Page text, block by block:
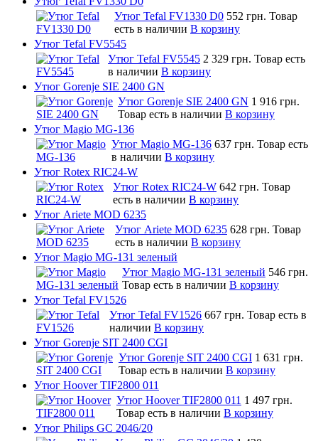
Утюг Tefal FV1330 D0 552 грн. Товар
есть в наличии В корзину
Утюг Tefal FV5545
Утюг Tefal FV5545 2 329 грн. Товар есть
в наличии В корзину
Утюг Gorenje SIE 2400 GN
Утюг Gorenje SIE 2400 GN 1 916 грн.
Товар есть в наличии В корзину
Утюг Magio MG-136
Утюг Magio MG-136 637 грн. Товар есть
в наличии В корзину
Утюг Rotex RIC24-W
Утюг Rotex RIC24-W 642 грн. Товар
есть в наличии В корзину
Утюг Ariete MOD 6235
Утюг Ariete MOD 6235 628 грн. Товар
есть в наличии В корзину
Утюг Magio MG-131 зеленый
Утюг Magio MG-131 зеленый 546 грн.
Товар есть в наличии В корзину
Утюг Tefal FV1526
Утюг Tefal FV1526 667 грн. Товар есть в
наличии В корзину
Утюг Gorenje SIT 2400 CGI
Утюг Gorenje SIT 2400 CGI 1 631 грн.
Товар есть в наличии В корзину
Утюг Hoover TIF2800 011
Утюг Hoover TIF2800 011 1 497 грн.
Товар есть в наличии В корзину
Утюг Philips GC 2046/20